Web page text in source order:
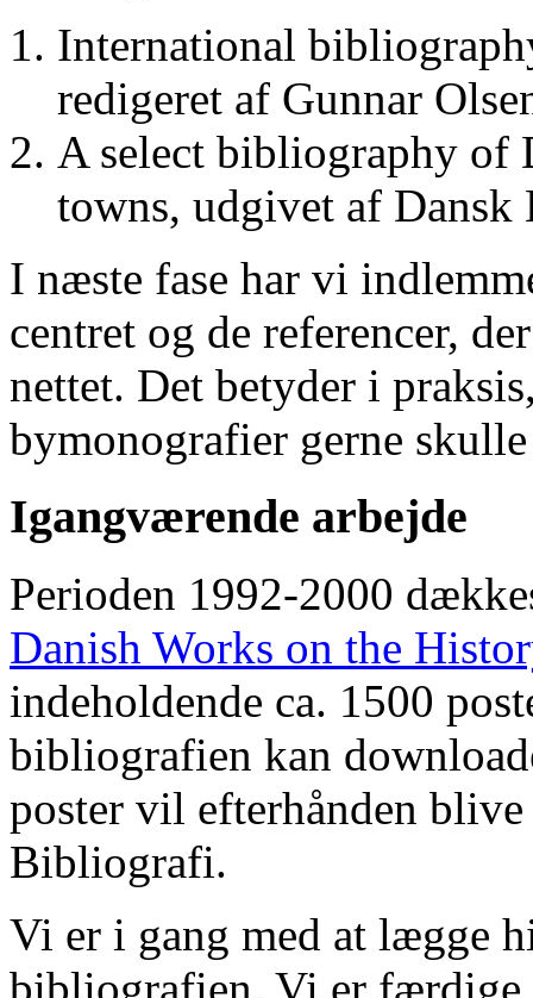
International
redigeret af Gunnar
A select bibliography of
towns, udgivet af
I næste fase har vi
centret og de referencer,
nettet. Det betyder i
bymonografier gerne
Igangværende arbejde
Perioden 1992-2000
Danish Works on the
indeholdende ca. 1500
bibliografien kan
poster vil efterhånden
Bibliografi.
Vi er i gang med at lægge
bibliografien. Vi er færdige